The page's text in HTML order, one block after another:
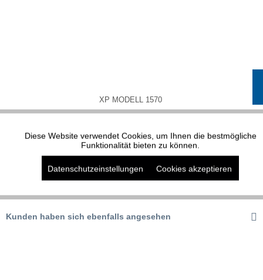
XP MODELL 1570
Kunden haben sich ebenfalls angesehen
Funktionale Aktiv
Marketing Aktiv
Diese Website verwendet Cookies, um Ihnen die bestmögliche
Funktionalität bieten zu können.
Datenschutzeinstellungen Cookies akzeptieren